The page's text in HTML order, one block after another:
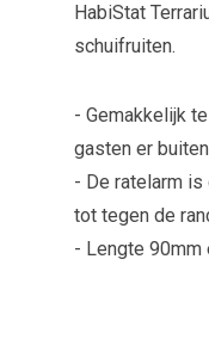
HabiStat
schuifruiten.
- Gemakkelijk
gasten er
- De ratelarm
tot tegen de
- Lengte 90mm